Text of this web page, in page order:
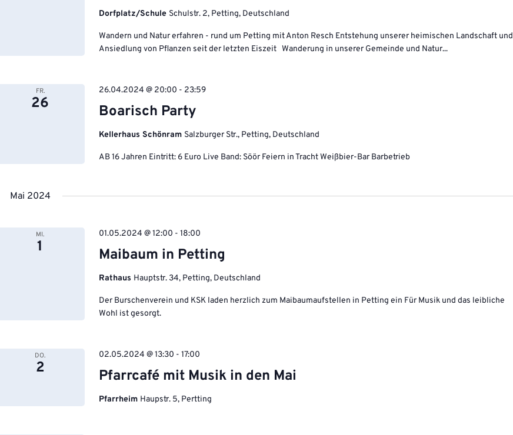
Dorfplatz/Schule Schulstr. 2, Petting, Deutschland
Wandern und Natur erfahren - rund um Petting mit Anton Resch Entstehung unserer heimischen Landschaft und
Ansiedlung von Pflanzen seit der letzten Eiszeit Wanderung in unserer Gemeinde und Natur...
FR.
26 Boarisch Party
26.04.2024 @ 20:00 - 23:59
Kellerhaus Schönram Salzburger Str., Petting, Deutschland
AB 16 Jahren Eintritt: 6 Euro Live Band: Söör Feiern in Tracht Weißbier-Bar Barbetrieb
Mai 2024
MI.
1 Maibaum in Petting
01.05.2024 @ 12:00 - 18:00
Rathaus Hauptstr. 34, Petting, Deutschland
Der Burschenverein und KSK laden herzlich zum Maibaumaufstellen in Petting ein Für Musik und das leibliche
Wohl ist gesorgt.
DO.
2 Pfarrcafé mit Musik in den Mai
02.05.2024 @ 13:30 - 17:00
Pfarrheim Haupstr. 5, Pertting